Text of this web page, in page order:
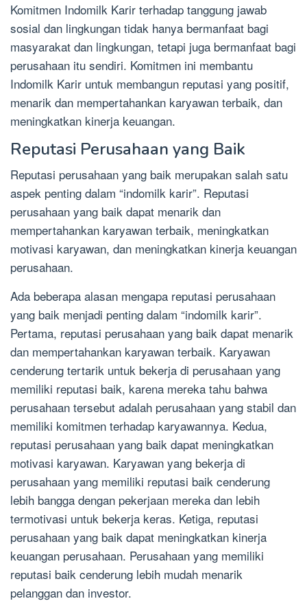
Komitmen Indomilk Karir terhadap tanggung jawab
sosial dan lingkungan tidak hanya bermanfaat bagi
masyarakat dan lingkungan, tetapi juga bermanfaat bagi
perusahaan itu sendiri. Komitmen ini membantu
Indomilk Karir untuk membangun reputasi yang positif,
menarik dan mempertahankan karyawan terbaik, dan
meningkatkan kinerja keuangan.
Reputasi Perusahaan yang Baik
Reputasi perusahaan yang baik merupakan salah satu
aspek penting dalam “indomilk karir”. Reputasi
perusahaan yang baik dapat menarik dan
mempertahankan karyawan terbaik, meningkatkan
motivasi karyawan, dan meningkatkan kinerja keuangan
perusahaan.
Ada beberapa alasan mengapa reputasi perusahaan
yang baik menjadi penting dalam “indomilk karir”.
Pertama, reputasi perusahaan yang baik dapat menarik
dan mempertahankan karyawan terbaik. Karyawan
cenderung tertarik untuk bekerja di perusahaan yang
memiliki reputasi baik, karena mereka tahu bahwa
perusahaan tersebut adalah perusahaan yang stabil dan
memiliki komitmen terhadap karyawannya. Kedua,
reputasi perusahaan yang baik dapat meningkatkan
motivasi karyawan. Karyawan yang bekerja di
perusahaan yang memiliki reputasi baik cenderung
lebih bangga dengan pekerjaan mereka dan lebih
termotivasi untuk bekerja keras. Ketiga, reputasi
perusahaan yang baik dapat meningkatkan kinerja
keuangan perusahaan. Perusahaan yang memiliki
reputasi baik cenderung lebih mudah menarik
pelanggan dan investor.